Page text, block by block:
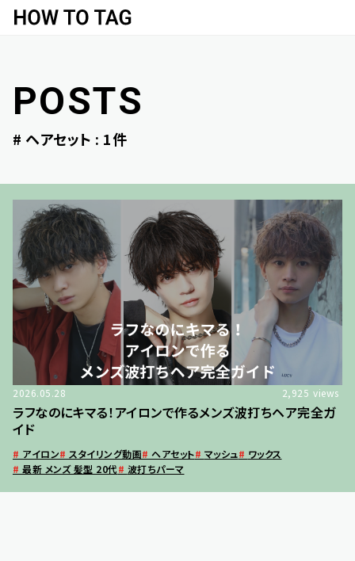
POSTS
# ヘアセット : 1件
2026.05.28 2,925 views
ラフなのにキマる！アイロンで作るメンズ波打ちヘア完全ガ
イド
# アイロン# スタイリング動画# ヘアセット# マッシュ# ワックス
# 最新 メンズ 髪型 20代# 波打ちパーマ